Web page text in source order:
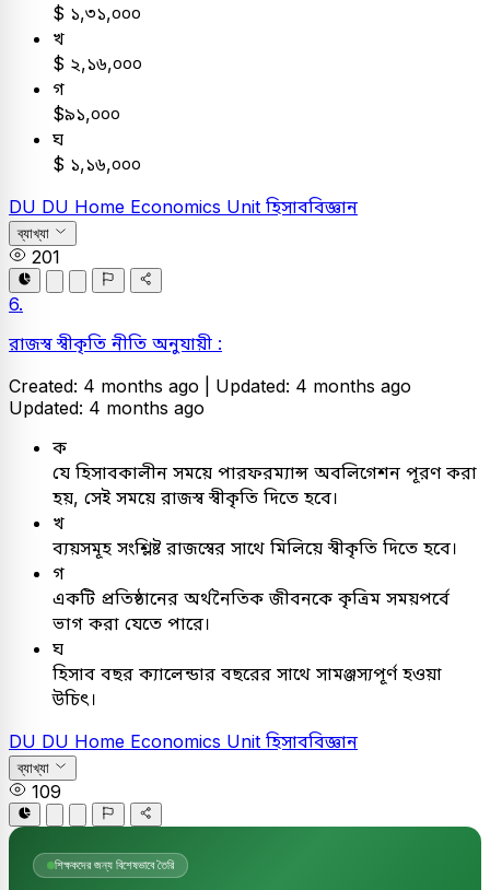
$ ১,৩১,০০০
খ
$ ২,১৬,০০০
গ
$৯১,০০০
ঘ
$ ১,১৬,০০০
DU DU Home Economics Unit হিসাববিজ্ঞান
ব্যাখ্যা
201
6.
রাজস্ব স্বীকৃতি নীতি অনুযায়ী :
Created: 4 months ago | Updated: 4 months ago
Updated: 4 months ago
ক
যে হিসাবকালীন সময়ে পারফরম্যান্স অবলিগেশন পূরণ করা
হয়, সেই সময়ে রাজস্ব স্বীকৃতি দিতে হবে।
খ
ব্যয়সমূহ সংশ্লিষ্ট রাজস্বের সাথে মিলিয়ে স্বীকৃতি দিতে হবে।
গ
একটি প্রতিষ্ঠানের অর্থনৈতিক জীবনকে কৃত্রিম সময়পর্বে
ভাগ করা যেতে পারে।
ঘ
হিসাব বছর ক্যালেন্ডার বছরের সাথে সামঞ্জস্যপূর্ণ হওয়া
উচিৎ।
DU DU Home Economics Unit হিসাববিজ্ঞান
ব্যাখ্যা
109
শিক্ষকদের জন্য বিশেষভাবে তৈরি